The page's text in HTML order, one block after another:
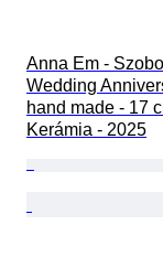
Anna Em -
Wedding
hand made - 17
Kerámia - 2025